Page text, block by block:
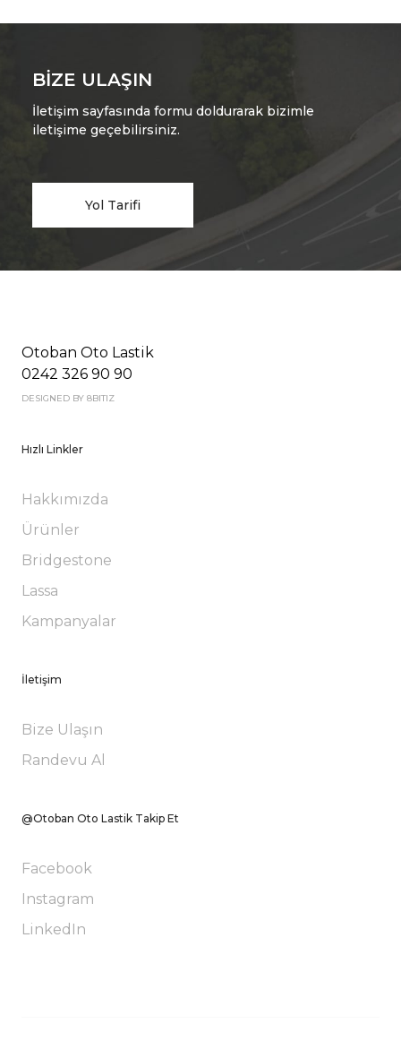
BIZE ULAŞIN
İletişim sayfasında formu doldurarak bizimle
iletişime geçebilirsiniz.
Yol Tarifi
Otoban Oto Lastik
0242 326 90 90
DESIGNED BY 8BITIZ
Hızlı Linkler
Hakkımızda
Ürünler
Bridgestone
Lassa
Kampanyalar
İletişim
Bize Ulaşın
Randevu Al
@Otoban Oto Lastik Takip Et
Facebook
Instagram
LinkedIn